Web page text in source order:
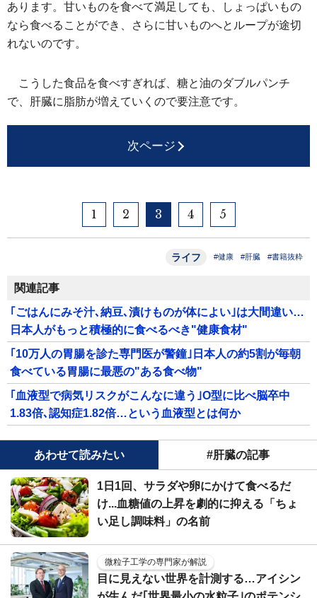
あります。甘いものを食べて満足しても、しょっぱいもの
なら食べることができ、さらに甘いものへとループが途切
れないのです。
こうした食品を食べすぎれば、糖と油のダブルパンチ
で、肝臓に脂肪が増えていくので要注意です。
次ページ
1 2 3 4 5
ライフ #健康 #肝臓 #書籍抜粋
関連記事
｢ごはんにみそ汁､納豆､漬けものが体によい｣は大間違い…
日本人がもっと積極的に食べるべき"健康食材"
｢10万人の胃腸を診た専門医が警鐘｣日本人の約5割が毎朝
食べている胃腸に最悪の"ある食べ物"
｢血液型で病気リスクがこんなに違う｣O型に比べ脳卒中
1.83倍､認知症1.82倍…という血液型とは何か
あわせて読みたい #肝臓の記事
1日1回、サラダや卵にかけて食べるだ
け...血糖値の上昇を劇的に抑える「ちょ
い足し調味料」の名前
微粒子工学の専門家が解説
目に見えない世界を計測する…アイシン